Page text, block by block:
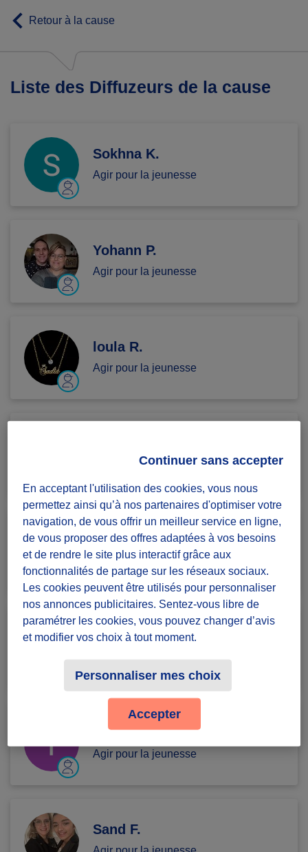
Retour à la cause
Liste des Diffuzeurs de la cause
Sokhna K.
Agir pour la jeunesse
Yohann P.
Agir pour la jeunesse
loula R.
Agir pour la jeunesse
Agir pour la jeunesse
Jean Noel B.
Agir pour la jeunesse
Eliyes T.
Agir pour la jeunesse
laurent Y.
Agir pour la jeunesse
Sand F.
En acceptant l'utilisation des cookies, vous nous
permettez ainsi qu’à nos partenaires d'optimiser votre
navigation, de vous offrir un meilleur service en ligne,
de vous proposer des offres adaptées à vos besoins
et de rendre le site plus interactif grâce aux
fonctionnalités de partage sur les réseaux sociaux.
Les cookies peuvent être utilisés pour personnaliser
nos annonces publicitaires. Sentez-vous libre de
paramétrer les cookies, vous pouvez changer d’avis
et modifier vos choix à tout moment.
Personnaliser mes choix
Continuer sans accepter
Accepter